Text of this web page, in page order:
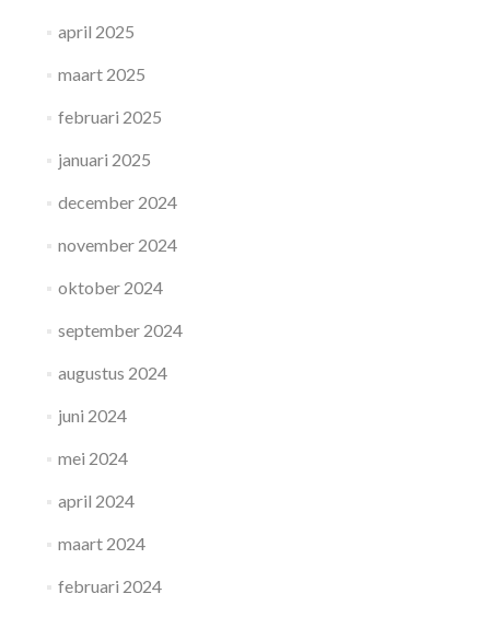
april 2025
maart 2025
februari 2025
januari 2025
december 2024
november 2024
oktober 2024
september 2024
augustus 2024
juni 2024
mei 2024
april 2024
maart 2024
februari 2024